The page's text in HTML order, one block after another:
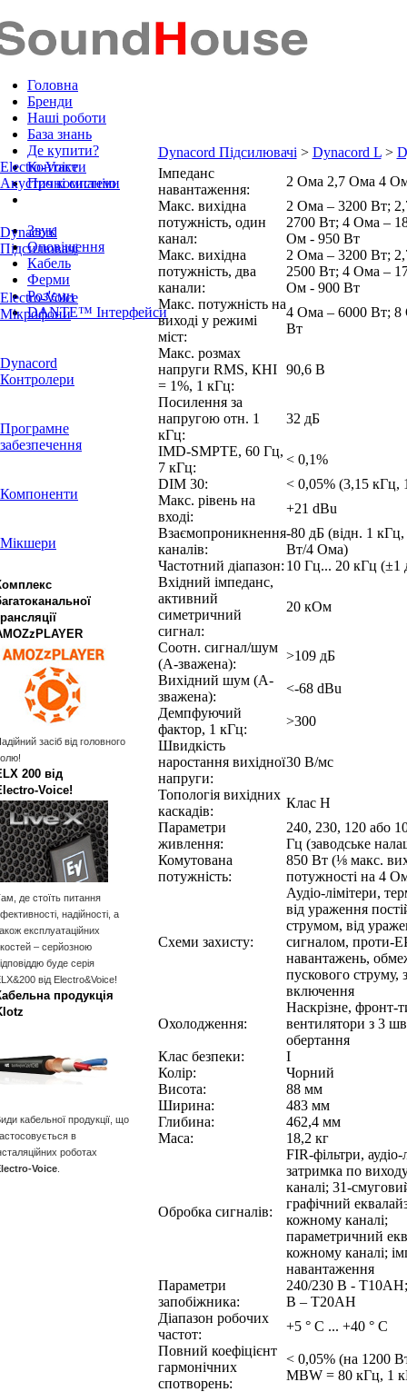
Головна
Бренди
Наші роботи
База знань
Де купити?
Контакти
Про компанію
Звук
Оповіщення
Кабель
Ферми
Роз'єми
DANTE™ Інтерфейси
Electro-Voice
Акустичні системи
Dynacord
Підсилювачі
Electro-Voice
Мікрофони
Dynacord
Контролери
Програмне
забезпечення
Компоненти
Мікшери
засіб від головного
200 від
де стоїть питання
надійності, а
експлуатаційних
– серйозною
буде серія
від Electro&Voice!
продукція
кабельної продукції, що
в
роботах
Voice
Dynacord Підсилювачі > Dynacord L >
Імпеданс
навантаження:
2 Ома 2,7 Ома 4
Макс. вихідна
потужність, один
канал:
2 Ома – 3200 Вт;
2700 Вт; 4 Ома –
Ом - 950 Вт
Макс. вихідна
потужність, два
канали:
2 Ома – 3200 Вт;
2500 Вт; 4 Ома –
Ом - 900 Вт
Макс. потужність на
виході у режимі
міст:
4 Ома – 6000 Вт; 8
Вт
Макс. розмах
напруги RMS, КНІ
= 1%, 1 кГц:
90,6 В
Посилення за
напругою отн. 1
кГц:
32 дБ
IMD-SMPTE, 60 Гц,
7 кГц:
< 0,1%
DIM 30:
< 0,05% (3,15 кГц,
Макс. рівень на
вході:
+21 dBu
Взаємопроникнення
каналів:
-80 дБ (відн. 1
Вт/4 Ома)
Частотний діапазон: 10 Гц... 20 кГц (±1
Вхідний імпеданс,
активний
симетричний
сигнал:
20 кОм
Соотн. сигнал/шум
(А-зважена):
>109 дБ
Вихідний шум (А-
зважена):
<-68 dBu
Демпфуючий
фактор, 1 кГц:
>300
Швидкість
наростання вихідної
напруги:
30 В/мс
Топологія вихідних
каскадів:
Клас H
Параметри
живлення:
240, 230, 120 або
Гц (заводське
Комутована
потужність:
850 Вт (⅛ макс.
потужності на 4
Схеми захисту:
Аудіо-лімітери,
від ураження
струмом, від
сигналом, проти-
навантажень,
пускового струму,
включення
Охолодження:
Наскрізне, фронт-
вентилятори з 3
обертання
Клас безпеки:
I
Колір:
Чорний
Висота:
88 мм
Ширина:
483 мм
Глибина:
462,4 мм
Маса:
18,2 кг
Обробка сигналів:
FIR-фільтри, аудіо-
затримка по
каналі; 31-
графічний
кожному каналі;
параметричний
кожному каналі;
навантаження
Параметри
запобіжника:
240/230 В -
В – T20AH
Діапазон робочих
частот:
+5 ° C ... +40 ° C
Повний коефіцієнт
гармонічних
спотворень:
< 0,05% (на 1200
MBW = 80 кГц, 1